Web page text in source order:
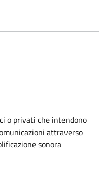
o privati che intendono
attraverso
sonora